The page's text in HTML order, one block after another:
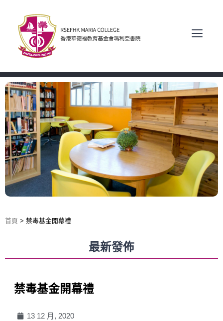
首頁 > 禁毒基金開幕禮
最新發佈
禁毒基金開幕禮
13 12 月, 2020